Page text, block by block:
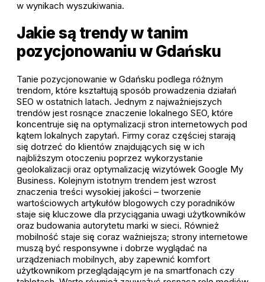
w wynikach wyszukiwania.
Jakie są trendy w tanim
pozycjonowaniu w Gdańsku
Tanie pozycjonowanie w Gdańsku podlega różnym
trendom, które kształtują sposób prowadzenia działań
SEO w ostatnich latach. Jednym z najważniejszych
trendów jest rosnące znaczenie lokalnego SEO, które
koncentruje się na optymalizacji stron internetowych pod
kątem lokalnych zapytań. Firmy coraz częściej starają
się dotrzeć do klientów znajdujących się w ich
najbliższym otoczeniu poprzez wykorzystanie
geolokalizacji oraz optymalizację wizytówek Google My
Business. Kolejnym istotnym trendem jest wzrost
znaczenia treści wysokiej jakości – tworzenie
wartościowych artykułów blogowych czy poradników
staje się kluczowe dla przyciągania uwagi użytkowników
oraz budowania autorytetu marki w sieci. Również
mobilność staje się coraz ważniejsza; strony internetowe
muszą być responsywne i dobrze wyglądać na
urządzeniach mobilnych, aby zapewnić komfort
użytkownikom przeglądającym je na smartfonach czy